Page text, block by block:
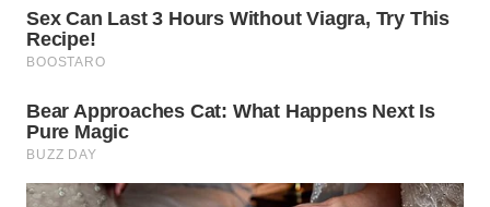
TENGAH
WN DELI
WN
TINGGI